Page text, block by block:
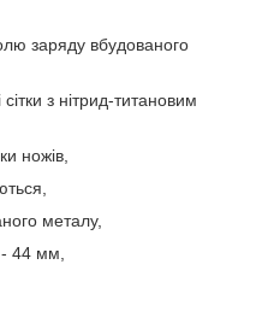
заряду вбудованого
сітки з нітрид-титановим
ножів,
металу,
44 мм,